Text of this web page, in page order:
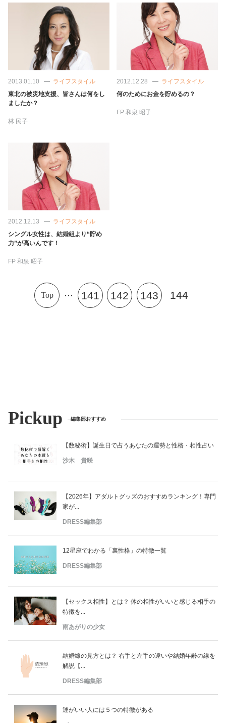
2013.01.10
ライフスタイル
東北の被災地支援、皆さんは何をし
ましたか？
林 民子
2012.12.28
ライフスタイル
何のためにお金を貯めるの？
FP 和泉 昭子
2012.12.13
ライフスタイル
シングル女性は、結婚組より“貯め
力”が高いんです！
FP 和泉 昭子
Top ... 141 142 143 144
Pickup 編集部おすすめ
【数秘術】誕生日で占うあなたの運勢と性格・相性占い
沙木 貴咲
【2026年】アダルトグッズのおすすめランキング！専門
家が...
DRESS編集部
12星座でわかる「裏性格」の特徴一覧
DRESS編集部
【セックス相性】とは？ 体の相性がいいと感じる相手の
特徴を...
雨あがりの少女
結婚線の見方とは？ 右手と左手の違いや結婚年齢の線を
解説【...
DRESS編集部
運がいい人には５つの特徴がある